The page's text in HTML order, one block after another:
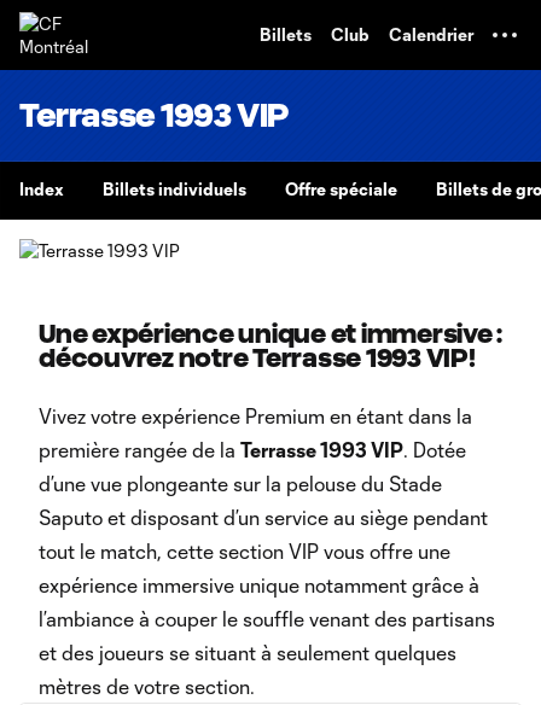
Billets Club Calendrier
Terrasse 1993 VIP
Index Billets individuels Offre spéciale Billets de
Une expérience unique et immersive :
découvrez notre Terrasse 1993 VIP!
Vivez votre expérience Premium en étant dans la
première rangée de la Terrasse 1993 VIP. Dotée
d’une vue plongeante sur la pelouse du Stade
Saputo et disposant d’un service au siège pendant
tout le match, cette section VIP vous offre une
expérience immersive unique notamment grâce à
l’ambiance à couper le souffle venant des partisans
et des joueurs se situant à seulement quelques
mètres de votre section.